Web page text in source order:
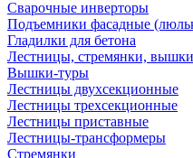
Сварочные инверторы
Подъемники фасадные
Гладилки для бетона
Лестницы, стремянки,
Вышки-туры
Лестницы двухсекционные
Лестницы трехсекционные
Лестницы приставные
Лестницы-трансформеры
Стремянки